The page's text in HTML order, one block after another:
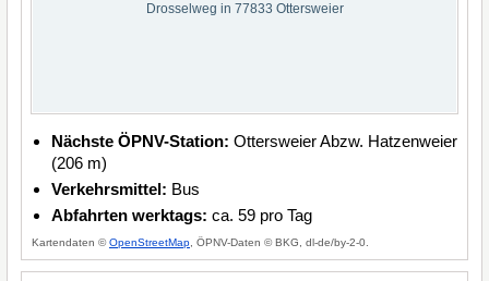
Drosselweg in 77833 Ottersweier
Nächste ÖPNV-Station: Ottersweier Abzw. Hatzenweier
(206 m)
Verkehrsmittel: Bus
Abfahrten werktags: ca. 59 pro Tag
Kartendaten ©OpenStreetMap , ÖPNV-Daten © BKG, dl-de/by-2-0.